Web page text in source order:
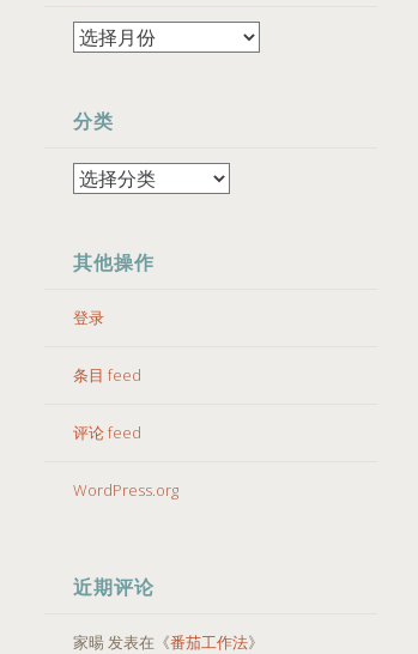
分类
其他操作
登录
条目 feed
评论 feed
WordPress.org
近期评论
家暘发表在《番茄工作法》